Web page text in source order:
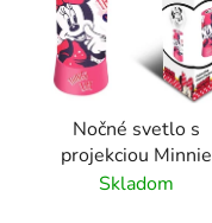
Nočné svetlo s
projekciou Minnie
Skladom